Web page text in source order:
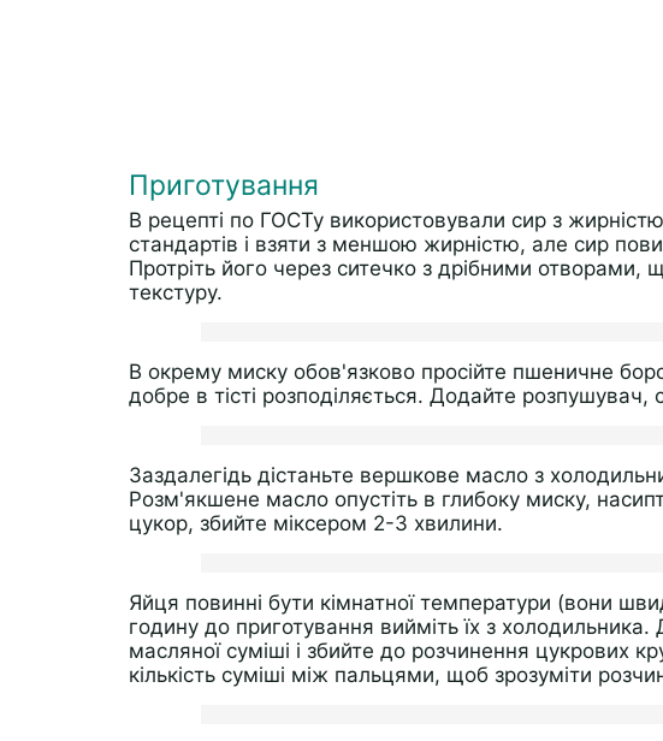
Приготування
В рецепті по ГОСТу використовували сир з
стандартів і взяти з меншою жирністю, але сир
Протріть його через ситечко з дрібними отворами,
текстуру.
В окрему миску обов'язково просійте пшеничне
добре в тісті розподіляється. Додайте розпушувач,
Заздалегідь дістаньте вершкове масло з
Розм'якшене масло опустіть в глибоку миску,
цукор, збийте міксером 2-3 хвилини.
Яйця повинні бути кімнатної температури (вони
годину до приготування вийміть їх з
масляної суміші і збийте до розчинення цукрових
кількість суміші між пальцями, щоб зрозуміти